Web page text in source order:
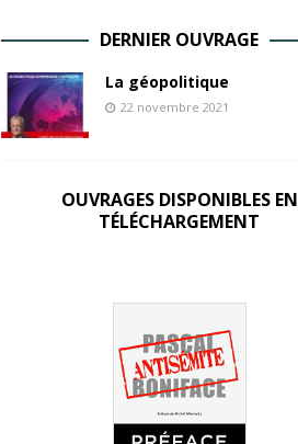
DERNIER OUVRAGE
La géopolitique
22 novembre 2021
OUVRAGES DISPONIBLES EN
TÉLÉCHARGEMENT